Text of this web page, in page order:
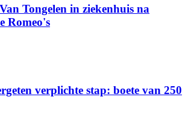
Tongelen in ziekenhuis na
Romeo's
verplichte stap: boete van 250